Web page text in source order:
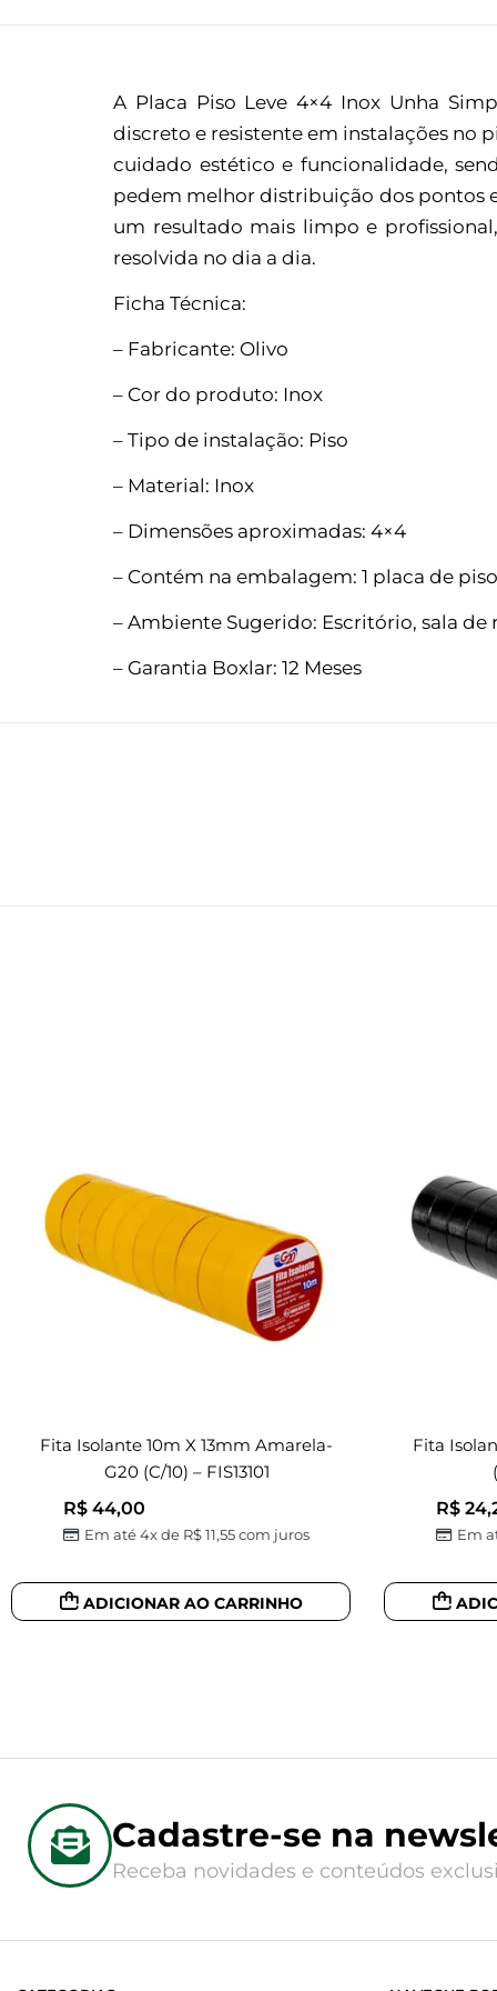
A Placa Piso Leve 4×4 Inox Unha
discreto e resistente em instalações no
cuidado estético e funcionalidade,
pedem melhor distribuição dos pontos
um resultado mais limpo e
resolvida no dia a dia.
Ficha Técnica:
– Fabricante: Olivo
– Cor do produto: Inox
– Tipo de instalação: Piso
– Material: Inox
– Dimensões aproximadas: 4×4
– Contém na embalagem: 1 placa de piso
– Ambiente Sugerido: Escritório, sala
– Garantia Boxlar: 12 Meses
Fita Isolante 10m X 13mm Amarela-
G20 (c/10) – FIS13101
R$ 44,00
Em até 4x de R$11,55com juros
ADICIONAR AO CARRINHO
Fita
R$
Em
Cadastre-se na
Receba novidades e conteúdos